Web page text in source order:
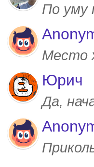
По уму
Место
Юрич
Да,